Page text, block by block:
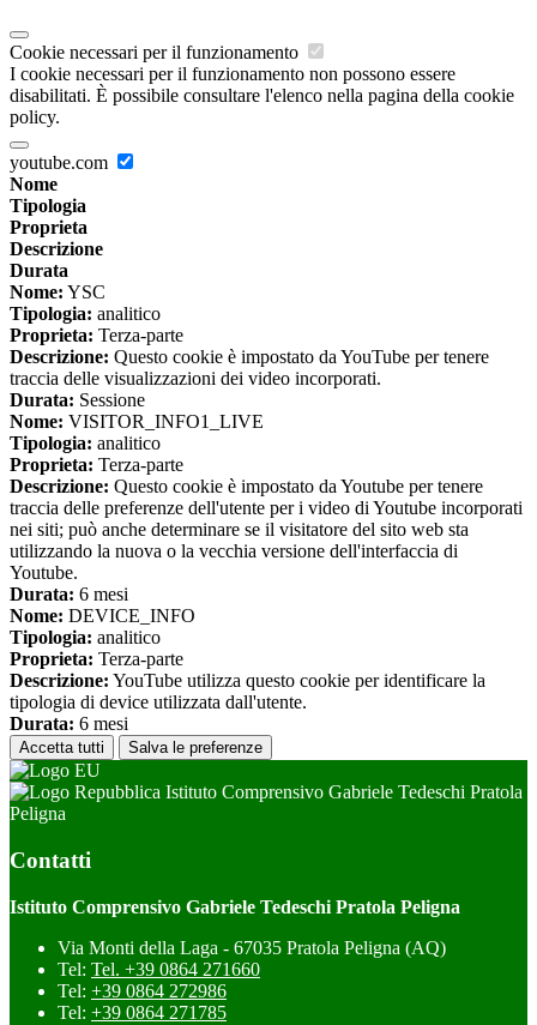
Cookie necessari per il funzionamento
I cookie necessari per il funzionamento non possono essere
disabilitati. È possibile consultare l'elenco nella pagina della cookie
policy.
youtube.com
Nome
Tipologia
Proprieta
Descrizione
Durata
Nome: YSC
Tipologia: analitico
Proprieta: Terza-parte
Descrizione: Questo cookie è impostato da YouTube per tenere
traccia delle visualizzazioni dei video incorporati.
Durata: Sessione
Nome: VISITOR_INFO1_LIVE
Tipologia: analitico
Proprieta: Terza-parte
Descrizione: Questo cookie è impostato da Youtube per tenere
traccia delle preferenze dell'utente per i video di Youtube incorporati
nei siti; può anche determinare se il visitatore del sito web sta
utilizzando la nuova o la vecchia versione dell'interfaccia di
Youtube.
Durata: 6 mesi
Nome: DEVICE_INFO
Tipologia: analitico
Proprieta: Terza-parte
Descrizione: YouTube utilizza questo cookie per identificare la
tipologia di device utilizzata dall'utente.
Durata: 6 mesi
Accetta tutti Salva le preferenze
Istituto Comprensivo Gabriele Tedeschi Pratola
Peligna
Contatti
Istituto Comprensivo Gabriele Tedeschi Pratola Peligna
Via Monti della Laga - 67035 Pratola Peligna (AQ)
Tel: Tel. +39 0864 271660
Tel: +39 0864 272986
Tel: +39 0864 271785